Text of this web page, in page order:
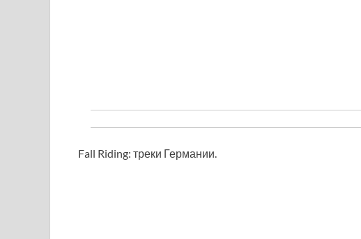
Fall Riding: треки Германии.